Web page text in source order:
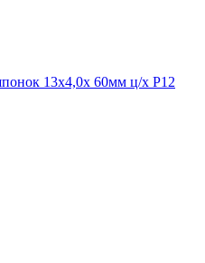
13х4,0х 60мм ц/х Р12